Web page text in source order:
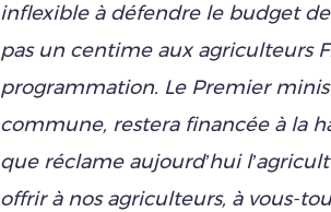
inflexible à défendre le budget
pas un centime aux agriculteurs
programmation. Le Premier
commune, restera financée à la
que réclame aujourd’hui
offrir à nos agriculteurs, à vous-